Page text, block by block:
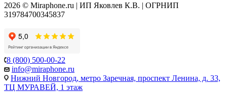
2026 © Miraphone.ru | ИП Яковлев К.В. | ОГРНИП
319784700345837
8 (800) 500-00-22
info@miraphone.ru
Нижний Новгород, метро Заречная, проспект Ленина, д. 33,
ТЦ МУРАВЕЙ, 1 этаж